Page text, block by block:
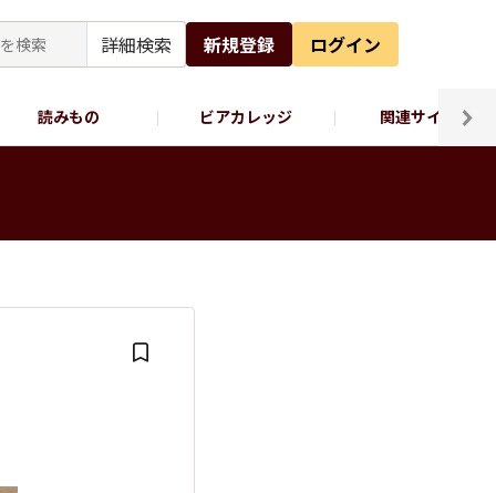
詳細検索 新規登録 ログイン
読みもの ビアカレッジ 関連サイト